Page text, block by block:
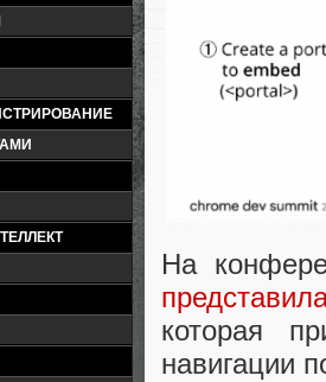
На
которая
навигации